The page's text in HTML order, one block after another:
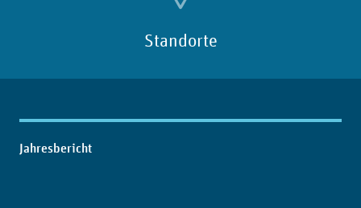
Standorte
Inhaltsübersicht
Jahresbericht